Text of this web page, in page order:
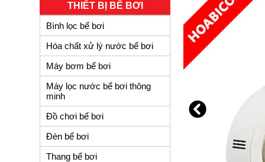
THIẾT BỊ BỂ BƠI
Bình lọc bể bơi
Hóa chất xử lý nước bể bơi
Máy bơm bể bơi
Máy lọc nước bể bơi thông
minh
Đồ chơi bể bơi
Đèn bể bơi
Thang bể bơi